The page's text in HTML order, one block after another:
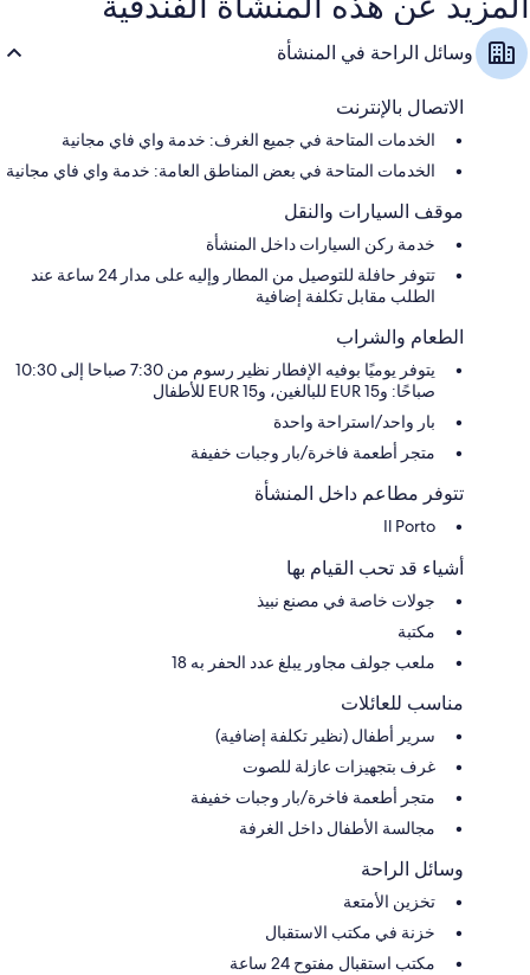
وسائل الراحة في المنشأة
الاتصال بالإنترنت
الخدمات المتاحة في جميع الغرف: خدمة واي فاي مجانية
الخدمات المتاحة في بعض المناطق العامة: خدمة واي فاي مجانية
موقف السيارات والنقل
خدمة ركن السيارات داخل المنشأة
تتوفر حافلة للتوصيل من المطار وإليه على مدار 24 ساعة عند
الطلب مقابل تكلفة إضافية
الطعام والشراب
يتوفر يوميًا بوفيه الإفطار نظير رسوم من 7:30 صباحا إلى 10:30
صباحًا: و15 EUR للبالغين، و15 EUR للأطفال
بار واحد/استراحة واحدة
متجر أطعمة فاخرة/بار وجبات خفيفة
تتوفر مطاعم داخل المنشأة
Il Porto
أشياء قد تحب القيام بها
جولات خاصة في مصنع نبيذ
مكتبة
ملعب جولف مجاور يبلغ عدد الحفر به 18
مناسب للعائلات
سرير أطفال (نظير تكلفة إضافية)
غرف بتجهيزات عازلة للصوت
متجر أطعمة فاخرة/بار وجبات خفيفة
مجالسة الأطفال داخل الغرفة
وسائل الراحة
تخزين الأمتعة
خزنة في مكتب الاستقبال
مكتب استقبال مفتوح 24 ساعة